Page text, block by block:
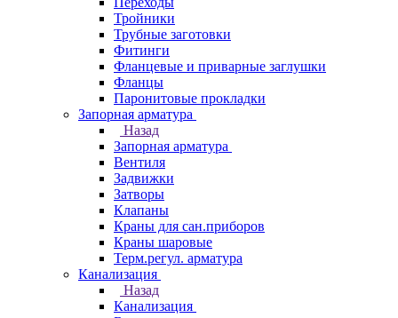
Тройники
Трубные заготовки
Фитинги
Фланцевые и приварные заглушки
Фланцы
Паронитовые прокладки
Запорная арматура
Назад
Запорная арматура
Вентиля
Задвижки
Затворы
Клапаны
Краны для сан.приборов
Краны шаровые
Терм.регул. арматура
Канализация
Назад
Канализация